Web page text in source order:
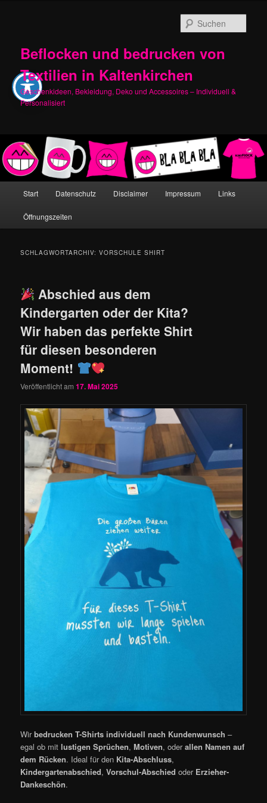
Beflocken und bedrucken von
Textilien in Kaltenkirchen
Geschenkideen, Bekleidung, Deko und Accessoires – Individuell &
Personalisiert
Start Datenschutz Disclaimer Impressum Links
Öffnungszeiten
SCHLAGWORTARCHIV:VORSCHULE SHIRT
Abschied aus dem
Kindergarten oder der Kita?
Wir haben das perfekte Shirt
für diesen besonderen
Moment!
Veröffentlicht am17. Mai 2025
Wirbedrucken T-Shirts individuell nach Kundenwunsch –
egal ob mit lustigen Sprüchen,Motiven, oderallen Namen auf
dem Rücken. Ideal für den Kita-Abschluss,
Kindergartenabschied,Vorschul-Abschied oder Erzieher-
Dankeschön.